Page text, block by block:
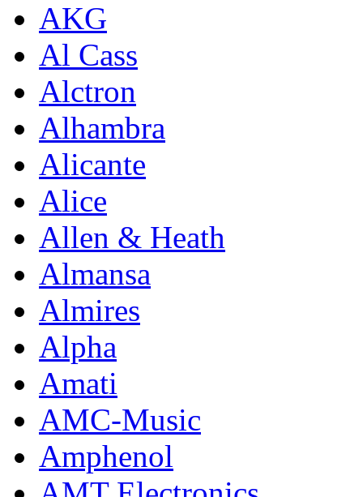
AKG
Al Cass
Alctron
Alhambra
Alicante
Alice
Allen & Heath
Almansa
Almires
Alpha
Amati
AMC-Music
Amphenol